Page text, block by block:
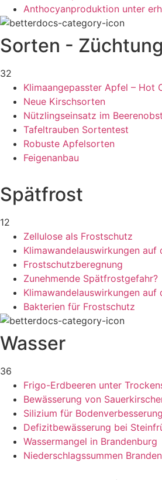
Anthocyanproduktion unter
Sorten - Züchtung
32
Klimaangepasster Apfel – Hot
Neue Kirschsorten
Nützlingseinsatz im
Tafeltrauben Sortentest
Robuste Apfelsorten
Feigenanbau
Spätfrost
12
Zellulose als Frostschutz
Klimawandelauswirkungen auf
Frostschutzberegnung
Zunehmende Spätfrostgefahr?
Klimawandelauswirkungen auf
Bakterien für Frostschutz
Wasser
36
Frigo-Erdbeeren unter
Bewässerung von
Silizium für Bodenverbesserung
Defizitbewässerung bei
Wassermangel in Brandenburg
Niederschlagssummen